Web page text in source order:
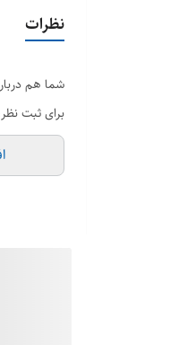
نظرات
شما هم
برای ثبت